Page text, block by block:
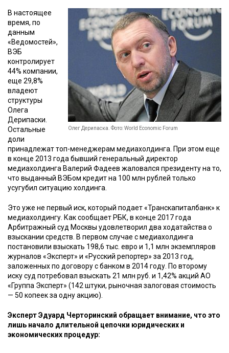
Олег Дерипаска. Фото: World Economic Forum
В настоящее
время, по
данным
«Ведомостей»,
ВЭБ
контролирует
44% компании,
еще 29,8%
владеют
структуры
Олега
Дерипаски.
Остальные
доли
принадлежат топ-менеджерам медиахолдинга. При этом еще
в конце 2013 года бывший генеральный директор
медиахолдинга Валерий Фадеев жаловался президенту на то,
что выданный ВЭБом кредит на 100 млн рублей только
усугубил ситуацию холдинга.
Это уже не первый иск, который подает «Транскапиталбанк» к
медиахолдингу. Как сообщает РБК, в конце 2017 года
Арбитражный суд Москвы удовлетворил два ходатайства о
взыскании средств. В первом случае с медиахолдинга
постановили взыскать 198,6 тыс. евро и 1,1 млн экземпляров
журналов «Эксперт» и «Русский репортер» за 2013 год,
заложенных по договору с банком в 2014 году. По второму
иску суд потребовал взыскать 21 млн руб. и 1,42% акций АО
«Группа Эксперт» (142 штуки, рыночная залоговая стоимость
— 50 копеек за одну акцию).
Эксперт Эдуард Черторинский обращает внимание, что это
лишь начало длительной цепочки юридических и
экономических процедур: